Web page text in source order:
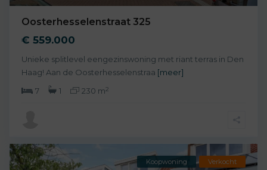
Oosterhesselenstraat 325
€ 559.000
Unieke splitlevel eengezinswoning met riant terras in Den
Haag! Aan de Oosterhesselenstraa [meer]
7
1 230 m2
Koopwoning Verkocht